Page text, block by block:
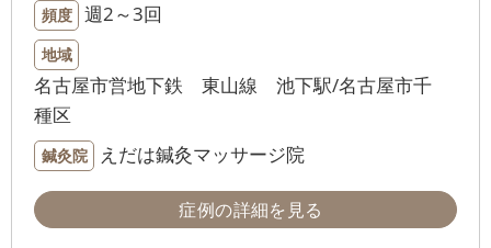
頻度 週2～3回
地域
名古屋市営地下鉄 東山線 池下駅/名古屋市千
種区
鍼灸院 えだは鍼灸マッサージ院
症例の詳細を見る